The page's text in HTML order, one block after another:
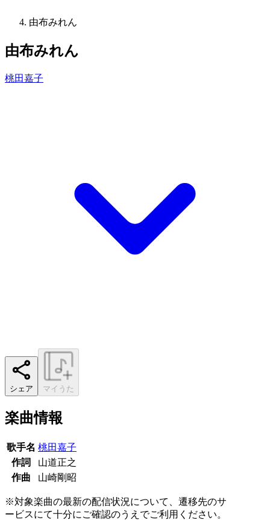
由布みれん
由布みれん
桃田嘉子
シェア マイうた
楽曲情報
歌手名 桃田嘉子
作詞
山道正之
作曲
山崎剛昭
※対象楽曲の最新の配信状況について、遷移先のサ
ービスにて十分にご確認のうえでご利用ください。